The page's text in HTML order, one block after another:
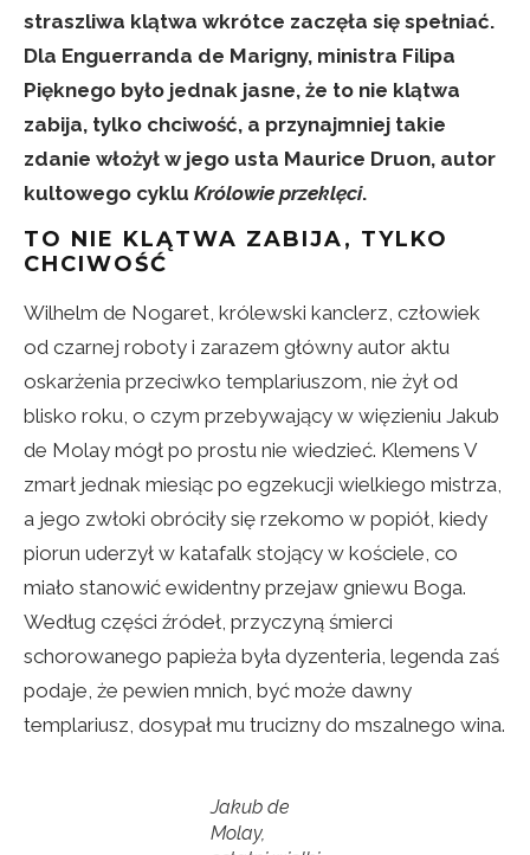
straszliwa klątwa wkrótce zaczęła się spełniać.
Dla Enguerranda de Marigny, ministra Filipa
Pięknego było jednak jasne, że to nie klątwa
zabija, tylko chciwość, a przynajmniej takie
zdanie włożył w jego usta Maurice Druon, autor
kultowego cyklu Królowie przeklęci.
TO NIE KLĄTWA ZABIJA, TYLKO
CHCIWOŚĆ
Wilhelm de Nogaret, królewski kanclerz, człowiek
od czarnej roboty i zarazem główny autor aktu
oskarżenia przeciwko templariuszom, nie żył od
blisko roku, o czym przebywający w więzieniu Jakub
de Molay mógł po prostu nie wiedzieć. Klemens V
zmarł jednak miesiąc po egzekucji wielkiego mistrza,
a jego zwłoki obróciły się rzekomo w popiół, kiedy
piorun uderzył w katafalk stojący w kościele, co
miało stanowić ewidentny przejaw gniewu Boga.
Według części źródeł, przyczyną śmierci
schorowanego papieża była dyzenteria, legenda zaś
podaje, że pewien mnich, być może dawny
templariusz, dosypał mu trucizny do mszalnego wina.
Jakub de
Molay,